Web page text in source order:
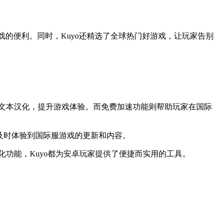
便利。同时，Kuyo还精选了全球热门好游戏，让玩家告别
汉化，提升游戏体验。而免费加速功能则帮助玩家在国际
体验到国际服游戏的更新和内容。
能，Kuyo都为安卓玩家提供了便捷而实用的工具。